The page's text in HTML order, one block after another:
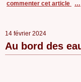
commenter cet article
…
14 février 2024
Au bord des